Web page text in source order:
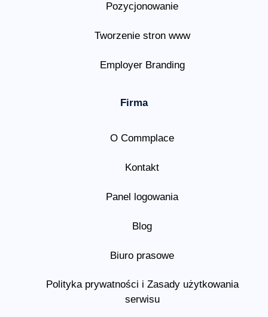
Pozycjonowanie
Tworzenie stron www
Employer Branding
Firma
O Commplace
Kontakt
Panel logowania
Blog
Biuro prasowe
Polityka prywatności i Zasady użytkowania
serwisu